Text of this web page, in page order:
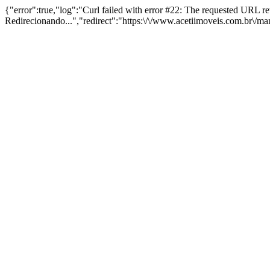
{"error":true,"log":"Curl failed with error #22: The requested URL
Redirecionando...","redirect":"https:\/\/www.acetiimoveis.com.br\/